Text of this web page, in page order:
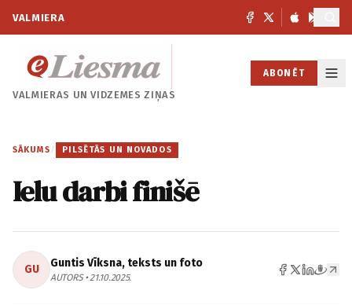
VALMIERA
VALMIERAS UNVIDZEMES ZIŅAS
ABONĒT
SĀKUMS / PILSĒTĀS UN NOVADOS
Ielu darbi finišē
GU Guntis Vīksna, teksts un foto
AUTORS • 21.10.2025.